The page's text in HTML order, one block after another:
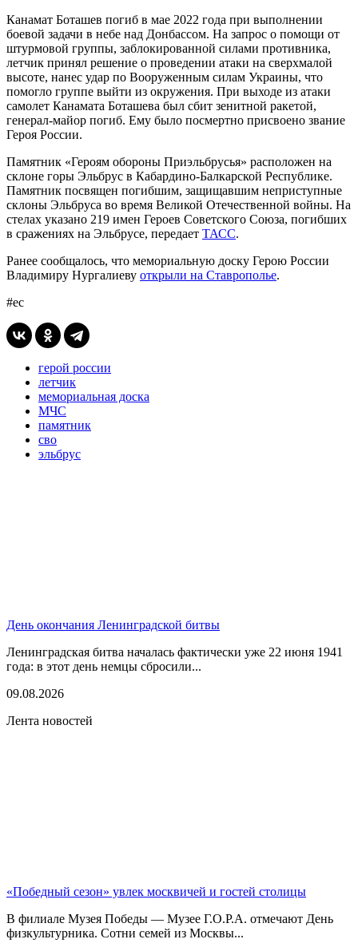
Канамат Боташев погиб в мае 2022 года при выполнении
боевой задачи в небе над Донбассом. На запрос о помощи от
штурмовой группы, заблокированной силами противника,
летчик принял решение о проведении атаки на сверхмалой
высоте, нанес удар по Вооруженным силам Украины, что
помогло группе выйти из окружения. При выходе из атаки
самолет Канамата Боташева был сбит зенитной ракетой,
генерал-майор погиб. Ему было посмертно присвоено звание
Героя России.
Памятник «Героям обороны Приэльбрусья» расположен на
склоне горы Эльбрус в Кабардино-Балкарской Республике.
Памятник посвящен погибшим, защищавшим неприступные
склоны Эльбруса во время Великой Отечественной войны. На
стелах указано 219 имен Героев Советского Союза, погибших
в сражениях на Эльбрусе, передает ТАСС.
Ранее сообщалось, что мемориальную доску Герою России
Владимиру Нургалиеву открыли на Ставрополье.
#ес
герой россии
летчик
мемориальная доска
МЧС
памятник
сво
эльбрус
День окончания Ленинградской битвы
Ленинградская битва началась фактически уже 22 июня 1941
года: в этот день немцы сбросили...
09.08.2026
Лента новостей
«Победный сезон» увлек москвичей и гостей столицы
В филиале Музея Победы — Музее Г.О.Р.А. отмечают День
физкультурника. Сотни семей из Москвы...